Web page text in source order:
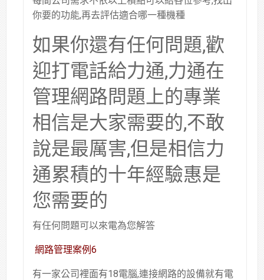
你要的功能,再去評估適合哪一種機種
如果你還有任何問題,歡
迎打電話給力通,力通在
管理網路問題上的專業
相信是大家需要的,不敢
說是最厲害,但是相信力
通累積的十年經驗惠是
您需要的
有任何問題可以來電為您解答
網路管理案例6
有一家公司裡面有18電腦,連接網路的設備就有電